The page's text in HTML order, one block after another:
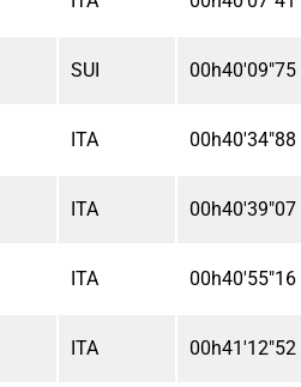
SUI 00h40'09"75
ITA 00h40'34"88
ITA 00h40'39"07
ITA 00h40'55"16
ITA 00h41'12"52